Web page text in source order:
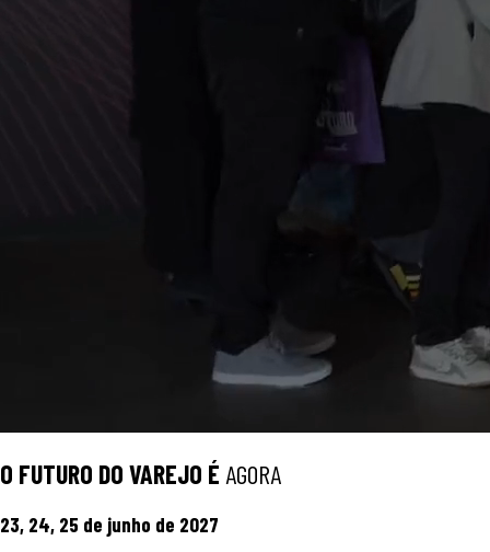
O FUTURO DO VAREJO É AGORA
23, 24, 25 de junho de 2027